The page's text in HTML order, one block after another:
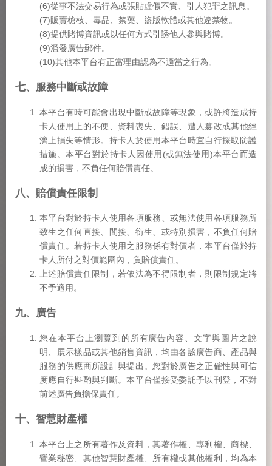
(6)從事不法交易行為或張貼虛假不實、引人犯罪之訊息。
(7)販賣槍枝、毒品、禁藥、盜版軟體或其他違禁物。
(8)提供賭博資訊或以任何方式引誘他人參與賭博。
(9)濫發廣告郵件。
(10)其他本平台有正當理由認為不適當之行為。
七、服務中斷或故障
本平台有時可能會出現中斷或故障等現象，或許將造成持
卡人使用上的不便、資料喪失、錯誤、遭人篡改或其他經
濟上損失等情形。持卡人於使用本平台時宜自行採取防護
措施。本平台對於持卡人因使用(或無法使用)本平台而造
成的損害，不負任何賠償責任。
八、賠償責任限制
本平台對於持卡人使用各項服務、或無法使用各項服務所
致生之任何直接、間接、衍生、或特別損害，不負任何賠
償責任。若持卡人使用之服務係有對價者，本平台僅於持
卡人所付之對價範圍內，負賠償責任。
上述賠償責任限制，若依法為不得限制者，則限制規定將
不予適用。
九、廣告
您在本平台上瀏覽到的所有廣告內容、文字與圖片之說
明、展示樣品或其他銷售資訊，均由各該廣告商、產品與
服務的供應商所設計與提出。您對於廣告之正確性與可信
度應自行斟酌與判斷。本平台僅接受委託予以刊登，不對
前述廣告負擔保責任。
十、智慧財產權
本平台上之所有著作及資料，其著作權、專利權、商標、
營業秘密、其他智慧財產權、所有權或其他權利，均為本